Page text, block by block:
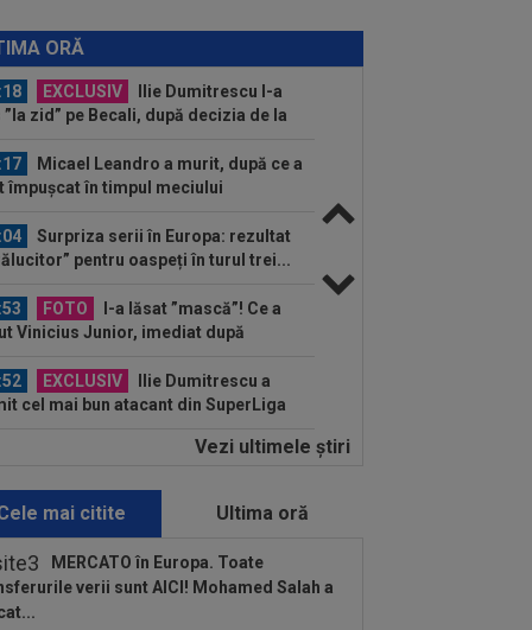
ORĂ
EXCLUSIV
Ilie Dumitrescu l-a
”la zid” pe Becali, după decizia de la
Micael Leandro a murit, după ce a
împușcat în timpul meciului
Surpriza serii în Europa: rezultat
pentru oaspeți în turul trei...
FOTO
I-a lăsat ”mască”! Ce a
Vinicius Junior, imediat după
EXCLUSIV
Ilie Dumitrescu a
cel mai bun atacant din SuperLiga
Surpriza din preliminariile
MERCATO în Europa. Toate
verii sunt AICI! Mohamed
a plecat...
EXCLUSIV
Doi jucători din
propuși la FCSB: ”Pot plăti
Vezi ultimele ştiri
mai citite Ultima oră
MERCATO în Europa. Toate
verii sunt AICI! Mohamed Salah a